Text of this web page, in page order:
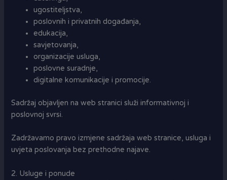
ugostiteljstva,
poslovnih i privatnih događanja,
edukacija,
savjetovanja,
organizacije usluga,
poslovne suradnje,
digitalne komunikacije i promocije.
Sadržaj objavljen na web stranici služi informativnoj i
poslovnoj svrsi.
Zadržavamo pravo izmjene sadržaja web stranice, usluga i
uvjeta poslovanja bez prethodne najave.
2. Usluge i ponude